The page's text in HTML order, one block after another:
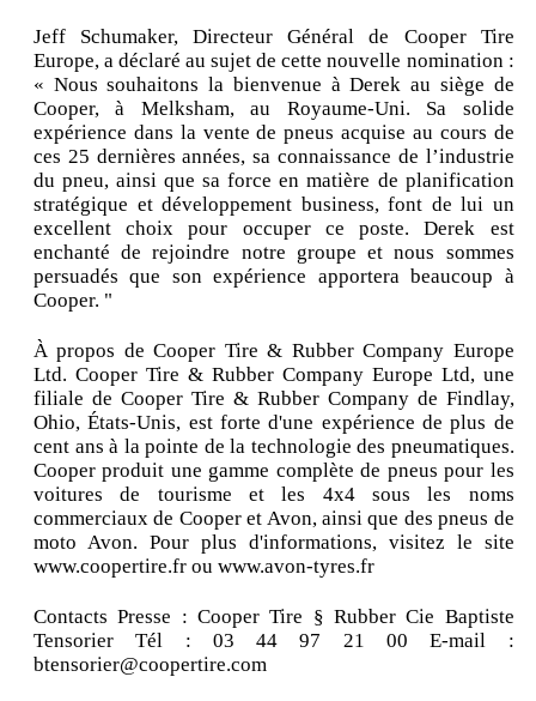
Jeff Schumaker, Directeur Général de Cooper Tire
Europe, a déclaré au sujet de cette nouvelle nomination :
« Nous souhaitons la bienvenue à Derek au siège de
Cooper, à Melksham, au Royaume-Uni. Sa solide
expérience dans la vente de pneus acquise au cours de
ces 25 dernières années, sa connaissance de l’industrie
du pneu, ainsi que sa force en matière de planification
stratégique et développement business, font de lui un
excellent choix pour occuper ce poste. Derek est
enchanté de rejoindre notre groupe et nous sommes
persuadés que son expérience apportera beaucoup à
Cooper. "
À propos de Cooper Tire & Rubber Company Europe
Ltd. Cooper Tire & Rubber Company Europe Ltd, une
filiale de Cooper Tire & Rubber Company de Findlay,
Ohio, États-Unis, est forte d'une expérience de plus de
cent ans à la pointe de la technologie des pneumatiques.
Cooper produit une gamme complète de pneus pour les
voitures de tourisme et les 4x4 sous les noms
commerciaux de Cooper et Avon, ainsi que des pneus de
moto Avon. Pour plus d'informations, visitez le site
www.coopertire.fr ou www.avon-tyres.fr
Contacts Presse : Cooper Tire § Rubber Cie Baptiste
Tensorier Tél : 03 44 97 21 00 E-mail :
btensorier@coopertire.com